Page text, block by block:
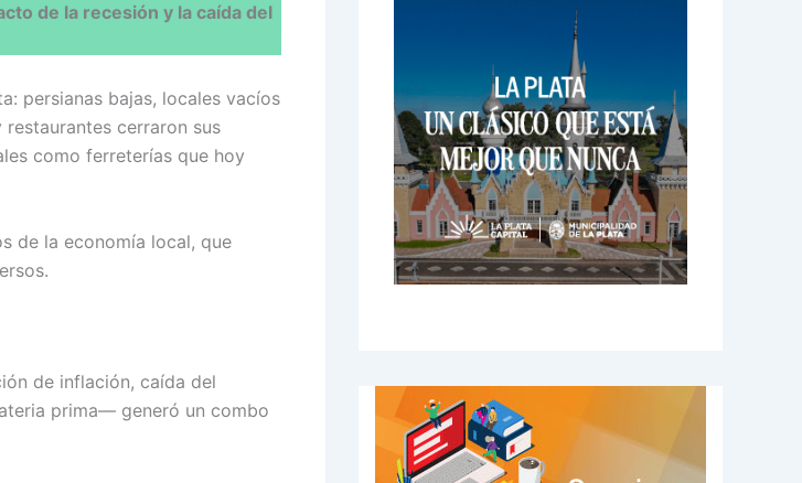
de la recesión y la caída del
persianas bajas, locales vacíos
cerraron sus
como ferreterías que hoy
de la economía local, que
de inflación, caída del
prima— generó un combo